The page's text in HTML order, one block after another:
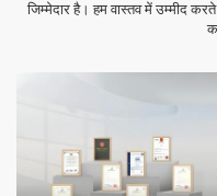
जिम्मेदार है। हम वास्तव में उम्मीद